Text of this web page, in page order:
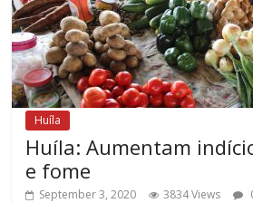
Huíla
Huíla: Aumentam
e fome
September 3, 2020 3834 Views